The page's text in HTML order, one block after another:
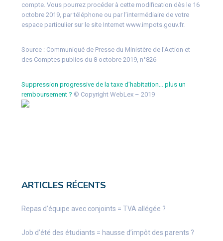
compte. Vous pourrez procéder à cette modification dès le 16
octobre 2019, par téléphone ou par l’intermédiaire de votre
espace particulier sur le site Internet www.impots.gouv.fr.
Source : Communiqué de Presse du Ministère de l’Action et
des Comptes publics du 8 octobre 2019, n°826
Suppression progressive de la taxe d’habitation… plus un
remboursement ? © Copyright WebLex – 2019
ARTICLES RÉCENTS
Repas d’équipe avec conjoints = TVA allégée ?
Job d’été des étudiants = hausse d’impôt des parents ?